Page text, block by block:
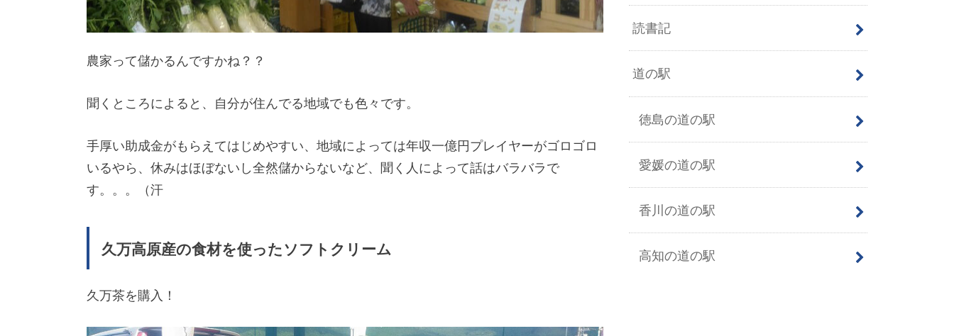
農家って儲かるんですかね？？
聞くところによると、自分が住んでる地域でも色々です。
手厚い助成金がもらえてはじめやすい、地域によっては年収一億円プレイヤーがゴロゴロ
いるやら、休みはほぼないし全然儲からないなど、聞く人によって話はバラバラで
す。。。（汗
久万高原産の食材を使ったソフトクリーム
久万茶を購入！
読書記
道の駅
徳島の道の駅
愛媛の道の駅
香川の道の駅
高知の道の駅